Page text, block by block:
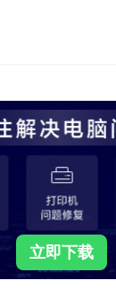
立即下载